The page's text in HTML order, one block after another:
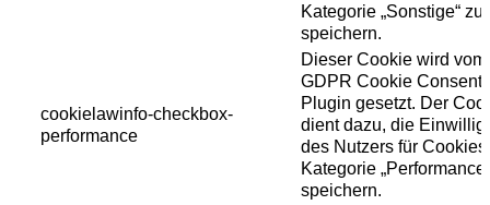
Kategorie „Sonstige“ zu
speichern.
cookielawinfo-checkbox-
performance
Dieser Cookie wird vom
GDPR Cookie Consent
Plugin gesetzt. Der
dient dazu, die
des Nutzers für Cookies
Kategorie
speichern.